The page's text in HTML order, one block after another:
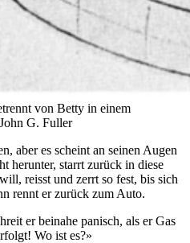
von Betty in einem
G. Fuller
aber es scheint an seinen Augen
herunter, starrt zurück in diese
reisst und zerrt so fest, bis sich
rennt er zurück zum Auto.
er beinahe panisch, als er Gas
Wo ist es?»